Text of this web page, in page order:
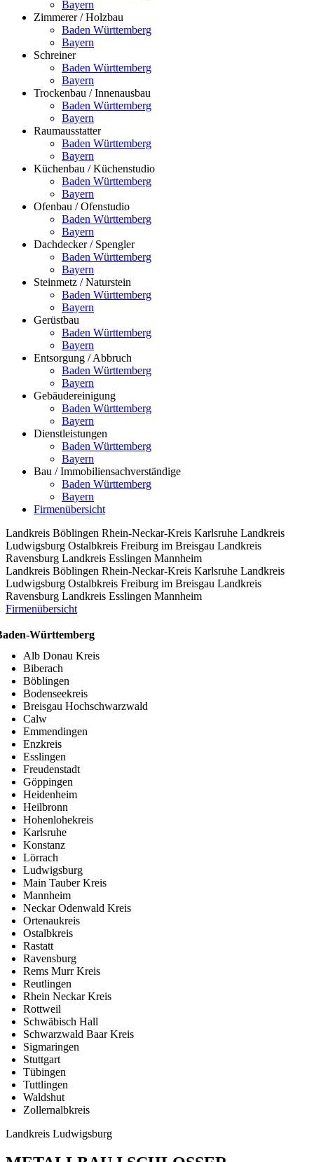
Bayern
Zimmerer / Holzbau
Baden Württemberg
Bayern
Schreiner
Baden Württemberg
Bayern
Trockenbau / Innenausbau
Baden Württemberg
Bayern
Raumausstatter
Baden Württemberg
Bayern
Küchenbau / Küchenstudio
Baden Württemberg
Bayern
Ofenbau / Ofenstudio
Baden Württemberg
Bayern
Dachdecker / Spengler
Baden Württemberg
Bayern
Steinmetz / Naturstein
Baden Württemberg
Bayern
Gerüstbau
Baden Württemberg
Bayern
Entsorgung / Abbruch
Baden Württemberg
Bayern
Gebäudereinigung
Baden Württemberg
Bayern
Dienstleistungen
Baden Württemberg
Bayern
Bau / Immobiliensachverständige
Baden Württemberg
Bayern
Firmenübersicht
Landkreis Böblingen Rhein-Neckar-Kreis Karlsruhe Landkreis
Ludwigsburg Ostalbkreis Freiburg im Breisgau Landkreis
Ravensburg Landkreis Esslingen Mannheim
Landkreis Böblingen Rhein-Neckar-Kreis Karlsruhe Landkreis
Ludwigsburg Ostalbkreis Freiburg im Breisgau Landkreis
Ravensburg Landkreis Esslingen Mannheim
Firmenübersicht
Württemberg
Alb Donau Kreis
Biberach
Böblingen
Bodenseekreis
Breisgau Hochschwarzwald
Calw
Emmendingen
Enzkreis
Esslingen
Freudenstadt
Göppingen
Heidenheim
Heilbronn
Hohenlohekreis
Karlsruhe
Konstanz
Lörrach
Ludwigsburg
Main Tauber Kreis
Mannheim
Neckar Odenwald Kreis
Ortenaukreis
Ostalbkreis
Rastatt
Ravensburg
Rems Murr Kreis
Reutlingen
Rhein Neckar Kreis
Rottweil
Schwäbisch Hall
Schwarzwald Baar Kreis
Sigmaringen
Stuttgart
Tübingen
Tuttlingen
Waldshut
Zollernalbkreis
Landkreis Ludwigsburg